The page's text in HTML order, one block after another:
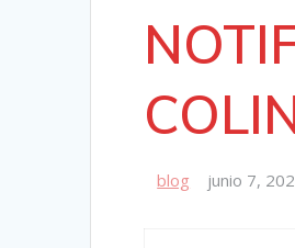
blog junio 7,